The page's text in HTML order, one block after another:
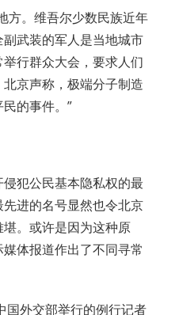
方。维吾尔少数民族近年
武装的军人是当地城市
行群众大会，要求人们
京声称，极端分子制造
的事件。”
犯公民基本隐私权的最
进的名号显然也令北京
。或许是因为这种原
体报道作出了不同寻常
国外交部举行的例行记者